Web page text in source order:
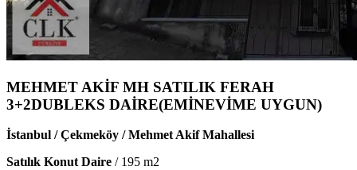
MEHMET AKİF MH SATILIK FERAH
3+2DUBLEKS DAİRE(EMİNEVİME UYGUN)
İstanbul / Çekmeköy / Mehmet Akif Mahallesi
Satılık Konut Daire / 195 m2